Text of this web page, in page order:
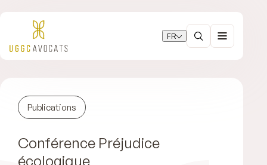
FR
Publications
Conférence Préjudice
écologique